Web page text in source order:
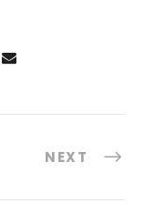
NEXT